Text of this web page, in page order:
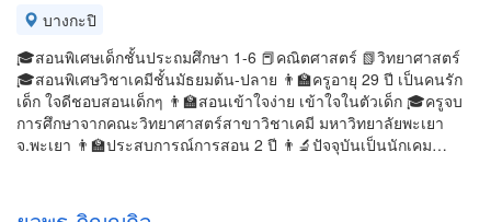
บางกะปิ
🎓สอนพิเศษเด็กชั้นประถมศึกษา 1-6 📕คณิตศาสตร์ 📗วิทยาศาสตร์
🎓สอนพิเศษวิชาเคมีชั้นมัธยมต้น-ปลาย 👨‍🏫ครูอายุ 29 ปี เป็นคนรัก
เด็ก ใจดีชอบสอนเด็กๆ 👨‍🏫สอนเข้าใจง่าย เข้าใจในตัวเด็ก 🎓ครูจบ
การศึกษาจากคณะวิทยาศาสตร์สาขาวิชาเคมี มหาวิทยาลัยพะเยา
จ.พะเยา 👨‍🏫ประสบการณ์การสอน 2 ปี 👨‍🔬ปัจจุบันเป็นนักเคม…